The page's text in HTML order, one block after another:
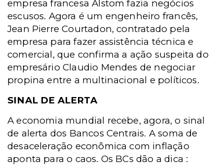
empresa francesa Alstom fazia negócios
escusos. Agora é um engenheiro francês,
Jean Pierre Courtadon, contratado pela
empresa para fazer assistência técnica e
comercial, que confirma a ação suspeita do
empresário Claudio Mendes de negociar
propina entre a multinacional e políticos.
SINAL DE ALERTA
A economia mundial recebe, agora, o sinal
de alerta dos Bancos Centrais. A soma de
desaceleração econômica com inflação
aponta para o caos. Os BCs dão a dica :